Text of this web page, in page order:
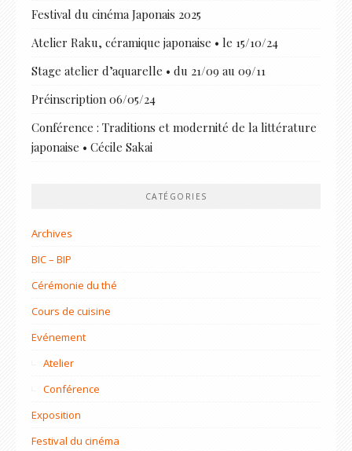
Festival du cinéma Japonais 2025
Atelier Raku, céramique japonaise • le 15/10/24
Stage atelier d’aquarelle • du 21/09 au 09/11
Préinscription 06/05/24
Conférence : Traditions et modernité de la littérature
japonaise • Cécile Sakai
CATÉGORIES
Archives
BIC – BIP
Cérémonie du thé
Cours de cuisine
Evénement
Atelier
Conférence
Exposition
Festival du cinéma